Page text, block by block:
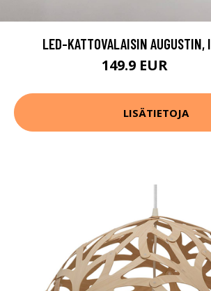
LED-KATTOVALAISIN
149.9 EUR
LISÄTIETOJA